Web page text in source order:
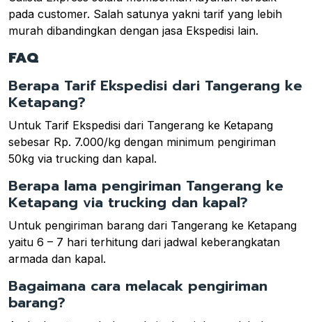
pada customer. Salah satunya yakni tarif yang lebih
murah dibandingkan dengan jasa Ekspedisi lain.
FAQ
Berapa Tarif Ekspedisi dari Tangerang ke
Ketapang?
Untuk Tarif Ekspedisi dari Tangerang ke Ketapang
sebesar Rp. 7.000/kg dengan minimum pengiriman
50kg via trucking dan kapal.
Berapa lama pengiriman Tangerang ke
Ketapang via trucking dan kapal?
Untuk pengiriman barang dari Tangerang ke Ketapang
yaitu 6 – 7 hari terhitung dari jadwal keberangkatan
armada dan kapal.
Bagaimana cara melacak pengiriman
barang?